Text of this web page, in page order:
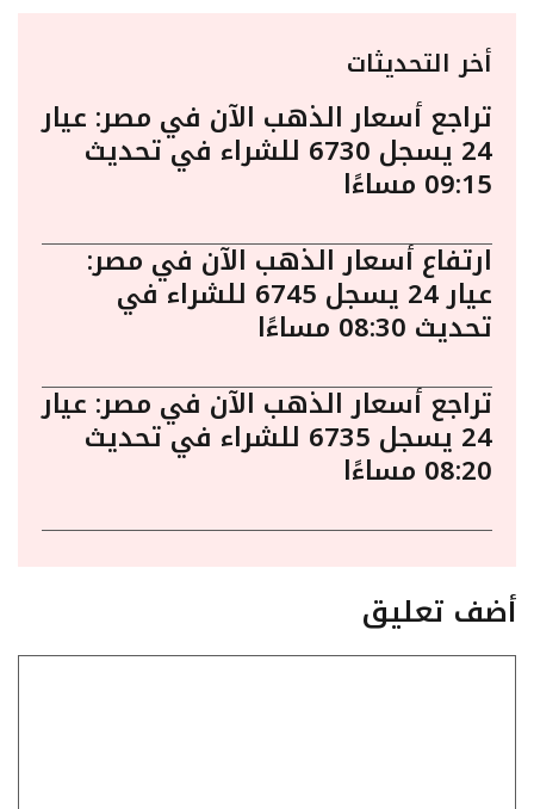
أخر التحديثات
تراجع أسعار الذهب الآن في مصر: عيار
24 يسجل 6730 للشراء في تحديث
09:15 مساءًا
ارتفاع أسعار الذهب الآن في مصر:
عيار 24 يسجل 6745 للشراء في
تحديث 08:30 مساءًا
تراجع أسعار الذهب الآن في مصر: عيار
24 يسجل 6735 للشراء في تحديث
08:20 مساءًا
أضف تعليق